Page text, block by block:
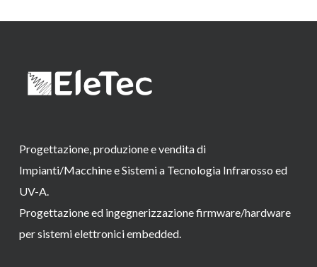
Progettazione, produzione e vendita di
Impianti/Macchine e Sistemi a Tecnologia Infrarosso ed
UV-A.
Progettazione ed ingegnerizzazione firmware/hardware
per sistemi elettronici embedded.